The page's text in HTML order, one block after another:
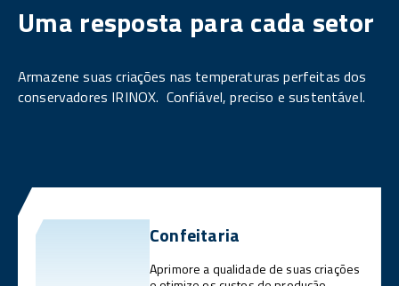
Uma resposta para cada setor
Armazene suas criações nas temperaturas perfeitas dos
conservadores IRINOX. Confiável, preciso e sustentável.
Confeitaria
Aprimore a qualidade de suas criações